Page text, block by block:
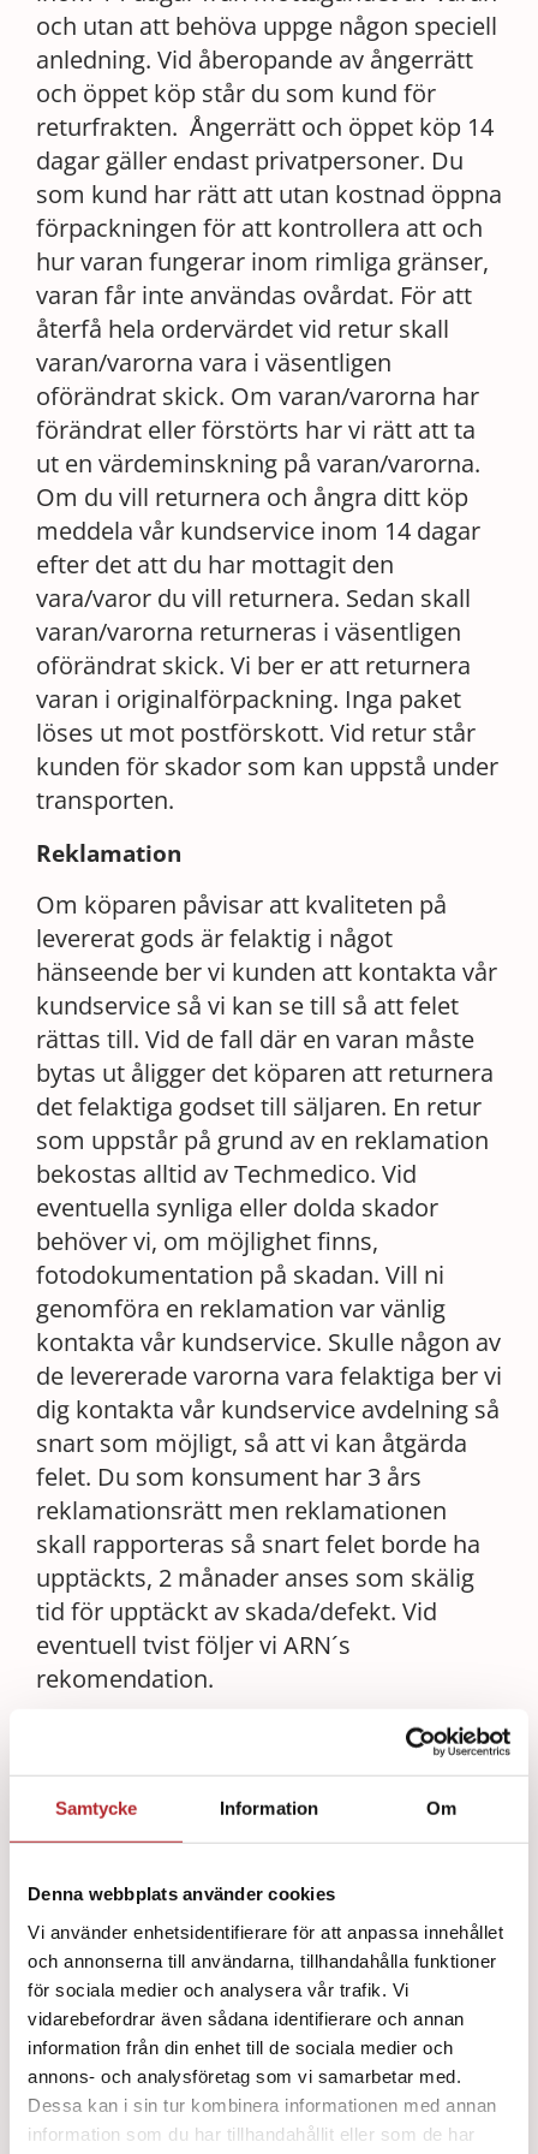
Samtycke Information Om
Denna webbplats använder cookies
Vi använder enhetsidentifierare för att anpassa innehållet
och annonserna till användarna, tillhandahålla funktioner
för sociala medier och analysera vår trafik. Vi
vidarebefordrar även sådana identifierare och annan
information från din enhet till de sociala medier och
annons- och analysföretag som vi samarbetar med.
Dessa kan i sin tur kombinera informationen med annan
information som du har tillhandahållit eller som de har
och utan att behöva uppge någon speciell
anledning. Vid åberopande av ångerrätt
och öppet köp står du som kund för
returfrakten. Ångerrätt och öppet köp 14
dagar gäller endast privatpersoner. Du
som kund har rätt att utan kostnad öppna
förpackningen för att kontrollera att och
hur varan fungerar inom rimliga gränser,
varan får inte användas ovårdat. För att
återfå hela ordervärdet vid retur skall
varan/varorna vara i väsentligen
oförändrat skick. Om varan/varorna har
förändrat eller förstörts har vi rätt att ta
ut en värdeminskning på varan/varorna.
Om du vill returnera och ångra ditt köp
meddela vår kundservice inom 14 dagar
efter det att du har mottagit den
vara/varor du vill returnera. Sedan skall
varan/varorna returneras i väsentligen
oförändrat skick. Vi ber er att returnera
varan i originalförpackning. Inga paket
löses ut mot postförskott. Vid retur står
kunden för skador som kan uppstå under
transporten.
Reklamation
Om köparen påvisar att kvaliteten på
levererat gods är felaktig i något
hänseende ber vi kunden att kontakta vår
kundservice så vi kan se till så att felet
rättas till. Vid de fall där en varan måste
bytas ut åligger det köparen att returnera
det felaktiga godset till säljaren. En retur
som uppstår på grund av en reklamation
bekostas alltid av Techmedico. Vid
eventuella synliga eller dolda skador
behöver vi, om möjlighet finns,
fotodokumentation på skadan. Vill ni
genomföra en reklamation var vänlig
kontakta vår kundservice. Skulle någon av
de levererade varorna vara felaktiga ber vi
dig kontakta vår kundservice avdelning så
snart som möjligt, så att vi kan åtgärda
felet. Du som konsument har 3 års
reklamationsrätt men reklamationen
skall rapporteras så snart felet borde ha
upptäckts, 2 månader anses som skälig
tid för upptäckt av skada/defekt. Vid
eventuell tvist följer vi ARN´s
rekomendation.
De flesta produkter i vårt sortiment säljs
med ett års garanti. Garantin gäller
funktionsfel som uppkommer under
garantitiden. Garantin gäller inte fel som
uppstår vid eller efter egen förändring av
produktens funktion och utseende,
såsom ombyggnation, uppgradering eller
annan konfigurering av produkten. Vi har
mycket omsorgsfullt valt ut
samarbetspartners och erbjuder
rikstäckande service för att ge dig som